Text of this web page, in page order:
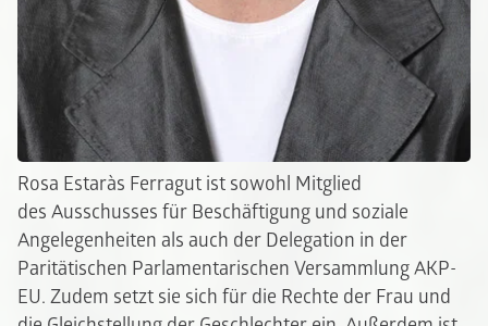
Rosa Estaràs Ferragut ist sowohl Mitglied
des Ausschusses für Beschäftigung und soziale
Angelegenheiten als auch der Delegation in der
Paritätischen Parlamentarischen Versammlung AKP-
EU. Zudem setzt sie sich für die Rechte der Frau und